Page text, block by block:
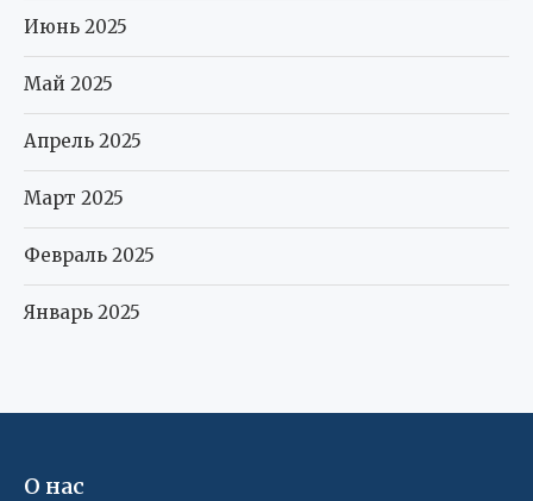
Июнь 2025
Май 2025
Апрель 2025
Март 2025
Февраль 2025
Январь 2025
О нас